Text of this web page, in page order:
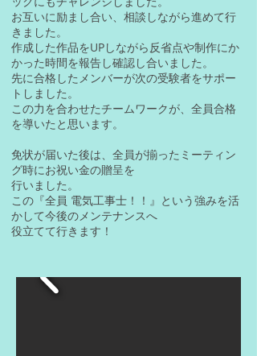
お互いに励まし合い、相談しながら進めて行
きました。
作成した作品をUPしながら反省点や制作にか
かった時間を報告し確認し合いました。
先に合格したメンバーが次の受験者をサポー
トしました。
この力を合わせたチームワークが、全員合格
を導いたと思います。
免状が届いた後は、全員が揃ったミーティン
グ時にお祝い金の贈呈を
行いました。
この『全員 電気工事士！！』という強みを活
かして今後のメンテナンスへ
役立てて行きます！